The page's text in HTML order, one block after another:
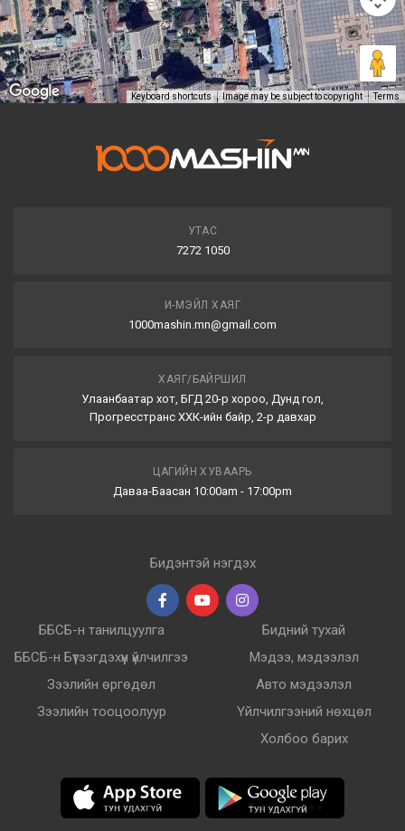
Keyboard shortcuts Image may be subject to copyright Terms
УТАС
7272 1050
И-МЭЙЛ ХАЯГ
1000mashin.mn@gmail.com
ХАЯГ/БАЙРШИЛ
Улаанбаатар хот, БГД 20-р хороо, Дунд гол,
Прогресстранс ХХК-ийн байр, 2-р давхар
ЦАГИЙН ХУВААРЬ
Даваа-Баасан 10:00am - 17:00pm
Бидэнтэй нэгдэх
ББСБ-н танилцуулга
ББСБ-н Бүтээгдэхүүн үйлчилгээ
Зээлийн өргөдөл
Зээлийн тооцоолуур
Бидний тухай
Мэдээ, мэдээлэл
Авто мэдээлэл
Үйлчилгээний нөхцөл
Холбоо барих